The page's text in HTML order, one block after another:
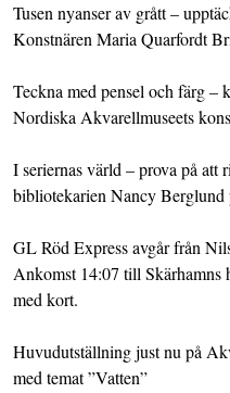
Tusen nyanser av grått –
Konstnären Maria Quarfordt
Teckna med pensel och färg
Nordiska Akvarellmuseets
I seriernas värld – prova på att
bibliotekarien Nancy Berglund
GL Röd Express avgår från
Ankomst 14:07 till Skärhamns
med kort.
Huvudutställning just nu på
med temat ”Vatten”